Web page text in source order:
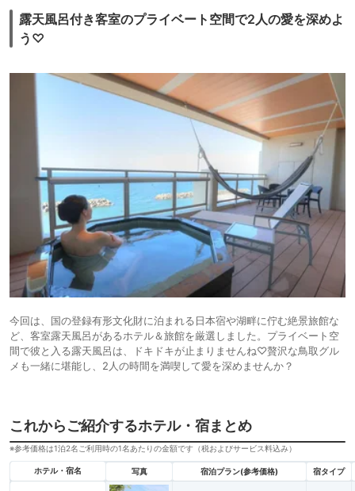
露天風呂付き客室のプライベート空間で2人の愛を深めよ
う♡
今回は、国の登録有形文化財に泊まれる日本宿や湖畔に佇む絶景旅館な
ど、客室露天風呂があるホテル＆旅館を厳選しました。プライベート空
間で彼と入る露天風呂は、ドキドキが止まりませんね♡贅沢な鳥取グル
メも一緒に堪能し、2人の時間を満喫して愛を深めませんか？
これからご紹介するホテル・宿まとめ
※参考価格は1泊2名ご利用時の1名あたりの金額です（税およびサービス料込み）
ホテル・宿名 写真 宿泊プラン(参考価格) 宿タイプ